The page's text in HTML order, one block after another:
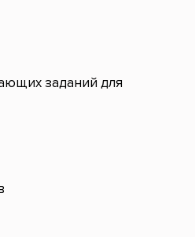
заданий для